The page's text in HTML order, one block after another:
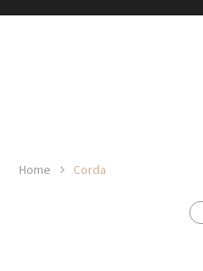
Home Corda